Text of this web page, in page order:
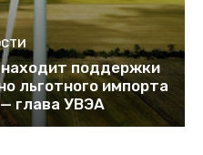
поддержки
льготного импорта
глава УВЭА